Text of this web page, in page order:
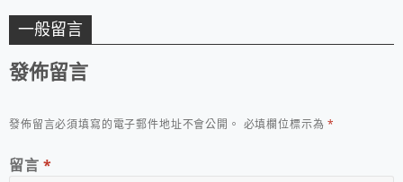
一般留言
發佈留言
發佈留言必須填寫的電子郵件地址不會公開。 必填欄位標示為*
留言 *